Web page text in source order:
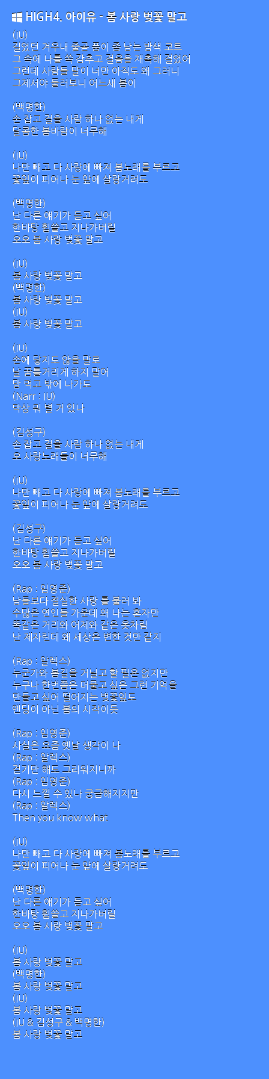
HIGH4. 아이유 - 봄 사랑 벚꽃 말고
(IU)
길었던 겨우내 줄곧 품이 좀 남는 밤색 코트
그 속에 나를 쏙 감추고 걸음을 재촉해 걸었어
그런데 사람들 말이 너만 아직도 왜 그러니
그제서야 둘러보니 어느새 봄이
(백명한)
손 잡고 걸을 사람 하나 없는 내게
달콤한 봄바람이 너무해
(IU)
나만 빼고 다 사랑에 빠져 봄노래를 부르고
꽃잎이 피어나 눈 앞에 살랑거려도
(백명한)
난 다른 얘기가 듣고 싶어
한바탕 휩쓸고 지나가버릴
오오 봄 사랑 벚꽃 말고
(IU)
봄 사랑 벚꽃 말고
(백명한)
봄 사랑 벚꽃 말고
(IU)
봄 사랑 벚꽃 말고
(IU)
손에 닿지도 않을 말로
날 꿈틀거리게 하지 말어
맘 먹고 밖에 나가도
(Narr : IU)
막상 뭐 별 거 있나
(김성구)
손 잡고 걸을 사람 하나 없는 내게
오 사랑노래들이 너무해
(IU)
나만 빼고 다 사랑에 빠져 봄노래를 부르고
꽃잎이 피어나 눈 앞에 살랑거려도
(김성구)
난 다른 얘기가 듣고 싶어
한바탕 휩쓸고 지나가버릴
오오 봄 사랑 벚꽃 말고
(Rap : 임영준)
남들보다 절실한 사랑 를 불러 봐
수많은 연인들 가운데 왜 나는 혼자만
똑같은 거리와 어제와 같은 옷차림
난 제자린데 왜 세상은 변한 것만 같지
(Rap : 알렉스)
누군가와 봄길을 거닐고 할 필욘 없지만
누구나 한번쯤은 머물고 싶은 그런 기억을
만들고 싶어 떨어지는 벚꽃잎도
엔딩이 아닌 봄의 시작이듯
(Rap : 임영준)
사실은 요즘 옛날 생각이 나
(Rap : 알렉스)
걷기만 해도 그리워지니까
(Rap : 임영준)
다시 느낄 수 있나 궁금해지지만
(Rap : 알렉스)
Then you know what
(IU)
나만 빼고 다 사랑에 빠져 봄노래를 부르고
꽃잎이 피어나 눈 앞에 살랑거려도
(백명한)
난 다른 얘기가 듣고 싶어
한바탕 휩쓸고 지나가버릴
오오 봄 사랑 벚꽃 말고
(IU)
봄 사랑 벚꽃 말고
(백명한)
봄 사랑 벚꽃 말고
(IU)
봄 사랑 벚꽃 말고
(IU & 김성구 & 백명한)
봄 사랑 벚꽃 말고